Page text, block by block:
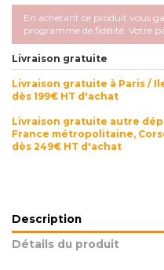
En achetant ce produit vous
programme de fidélité. Votre
Livraison gratuite
Livraison gratuite à Paris /
dès 199€ HT d'achat
Livraison gratuite autre
France métropolitaine,
dès 249€ HT d'achat
Description
Détails du produit